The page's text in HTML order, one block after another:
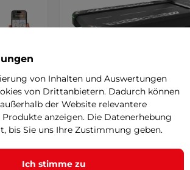
Laufband inSPORTline
Run LED
Výkon 6 HP · až 25 km/h ·
· plocha 160×60 cm · Max. sklon
Wi-Fi · Bluetooth · HRC program ·
Reproduktory · Integrovaný
3 999,90 €
von Inhalten und Auswertungen
von Drittanbietern. Dadurch können
der Website relevantere
anzeigen. Die Datenerhebung
bis Sie uns Ihre Zustimmung geben.
Ich stimme zu